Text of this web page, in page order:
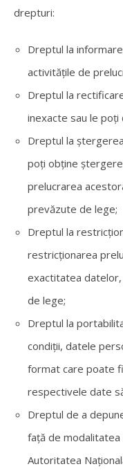
drepturi:
Dreptul la
activitățile de
Dreptul la
inexacte sau le poți
Dreptul la
poți obține
prelucrarea
prevăzute de lege;
Dreptul la
restricționarea
exactitatea
de lege;
Dreptul la
condiții, datele
format care poate
respectivele date
Dreptul de a
față de
Autoritatea